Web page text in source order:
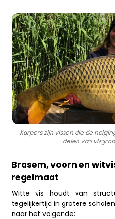
Karpers zijn vissen die de
delen van
Brasem, voorn en
regelmaat
Witte vis houdt van
tegelijkertijd in grotere
naar het volgende: